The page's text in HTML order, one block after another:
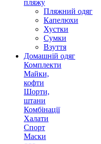
пляжу
Пляжний одяг
Капелюхи
Хустки
Сумки
Взуття
Домашній одяг
Комплекти
Майки,
кофти
Шорти,
штани
Комбінації
Халати
Спорт
Маски